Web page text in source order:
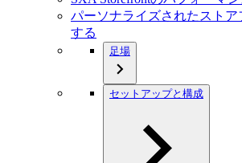
パーソナライズされたスト
する
足場
セットアップと構成